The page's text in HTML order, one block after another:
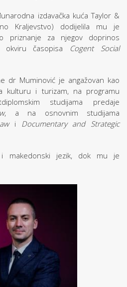
izdavačka kuća Taylor &
Kraljevstvo) dodijelila mu je
priznanje za njegov doprinos
okviru časopisa Cogent Social
dr Muminović je angažovan kao
kulturu i turizam, na programu
studijama predaje
, a na osnovnim studijama
i Documentary and Strategic
i makedonski jezik, dok mu je